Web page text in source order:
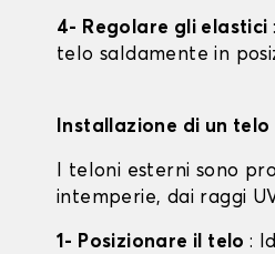
4- Regolare gli elastici
telo saldamente in
Installazione di un
I teloni esterni sono
intemperie, dai raggi
1- Posizionare il telo: